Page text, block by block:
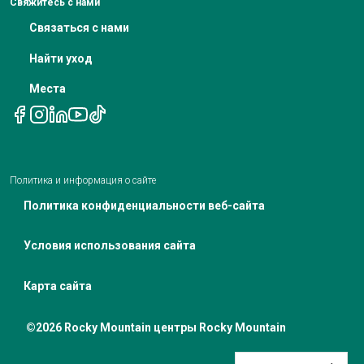
Телемедицинские назначения
Свяжитесь с нами
Связаться с нами
Найти уход
Места
Политика и информация о сайте
Политика конфиденциальности веб-сайта
Условия использования сайта
Карта сайта
©2026 Rocky Mountain центры Rocky Mountain